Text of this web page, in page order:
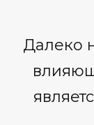
Далеко